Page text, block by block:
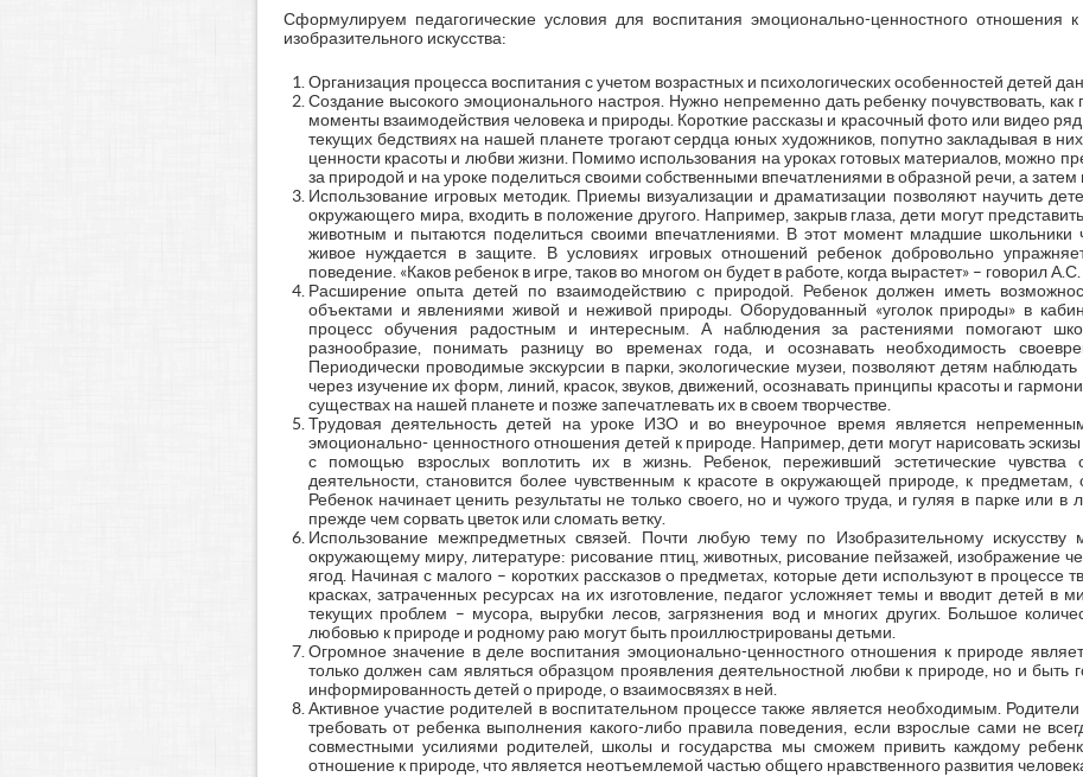
Сформулируем педагогические условия для воспитания эмоционально-ценностного отношения
изобразительного искусства:
Организация процесса воспитания с учетом возрастных и психологических особенностей детей
Создание высокого эмоционального настроя. Нужно непременно дать ребенку почувствовать, как
моменты взаимодействия человека и природы. Короткие рассказы и красочный фото или видео ряд
текущих бедствиях на нашей планете трогают сердца юных художников, попутно закладывая в
ценности красоты и любви жизни. Помимо использования на уроках готовых материалов, можно
за природой и на уроке поделиться своими собственными впечатлениями в образной речи, а затем
Использование игровых методик. Приемы визуализации и драматизации позволяют научить
окружающего мира, входить в положение другого. Например, закрыв глаза, дети могут
животным и пытаются поделиться своими впечатлениями. В этот момент младшие школьники
живое нуждается в защите. В условиях игровых отношений ребенок добровольно
поведение. «Каков ребенок в игре, таков во многом он будет в работе, когда вырастет» – говорил
Расширение опыта детей по взаимодействию с природой. Ребенок должен иметь
объектами и явлениями живой и неживой природы. Оборудованный «уголок природы» в
процесс обучения радостным и интересным. А наблюдения за растениями помогают
разнообразие, понимать разницу во временах года, и осознавать необходимость
Периодически проводимые экскурсии в парки, экологические музеи, позволяют детям
через изучение их форм, линий, красок, звуков, движений, осознавать принципы красоты и
существах на нашей планете и позже запечатлевать их в своем творчестве.
Трудовая деятельность детей на уроке ИЗО и во внеурочное время является
эмоционально- ценностного отношения детей к природе. Например, дети могут нарисовать эскизы
с помощью взрослых воплотить их в жизнь. Ребенок, переживший эстетические чувства
деятельности, становится более чувственным к красоте в окружающей природе, к предметам,
Ребенок начинает ценить результаты не только своего, но и чужого труда, и гуляя в парке или
прежде чем сорвать цветок или сломать ветку.
Использование межпредметных связей. Почти любую тему по Изобразительному
окружающему миру, литературе: рисование птиц, животных, рисование пейзажей, изображение
ягод. Начиная с малого – коротких рассказов о предметах, которые дети используют в процессе
красках, затраченных ресурсах на их изготовление, педагог усложняет темы и вводит детей в
текущих проблем – мусора, вырубки лесов, загрязнения вод и многих других. Большое
любовью к природе и родному раю могут быть проиллюстрированы детьми.
Огромное значение в деле воспитания эмоционально-ценностного отношения к природе
только должен сам являться образцом проявления деятельностной любви к природе, но и быть
информированность детей о природе, о взаимосвязях в ней.
Активное участие родителей в воспитательном процессе также является необходимым.
требовать от ребенка выполнения какого-либо правила поведения, если взрослые сами не
совместными усилиями родителей, школы и государства мы сможем привить каждому
отношение к природе, что является неотъемлемой частью общего нравственного развития